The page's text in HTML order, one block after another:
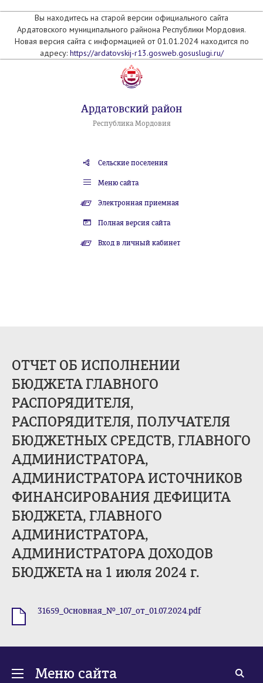
Вы находитесь на старой версии официального сайта
Ардатовского муниципального райнона Республики Мордовия.
Новая версия сайта с информацией от 01.01.2024 находится по
адресу: https://ardatovskij-r13.gosweb.gosuslugi.ru/
Ардатовский район
Республика Мордовия
Сельские поселения
Меню сайта
Электронная приемная
Полная версия сайта
Вход в личный кабинет
ОТЧЕТ ОБ ИСПОЛНЕНИИ
БЮДЖЕТА ГЛАВНОГО
РАСПОРЯДИТЕЛЯ,
РАСПОРЯДИТЕЛЯ, ПОЛУЧАТЕЛЯ
БЮДЖЕТНЫХ СРЕДСТВ, ГЛАВНОГО
АДМИНИСТРАТОРА,
АДМИНИСТРАТОРА ИСТОЧНИКОВ
ФИНАНСИРОВАНИЯ ДЕФИЦИТА
БЮДЖЕТА, ГЛАВНОГО
АДМИНИСТРАТОРА,
АДМИНИСТРАТОРА ДОХОДОВ
БЮДЖЕТА на 1 июля 2024 г.
31659_Основная_№_107_от_01.07.2024.pdf
Меню сайта